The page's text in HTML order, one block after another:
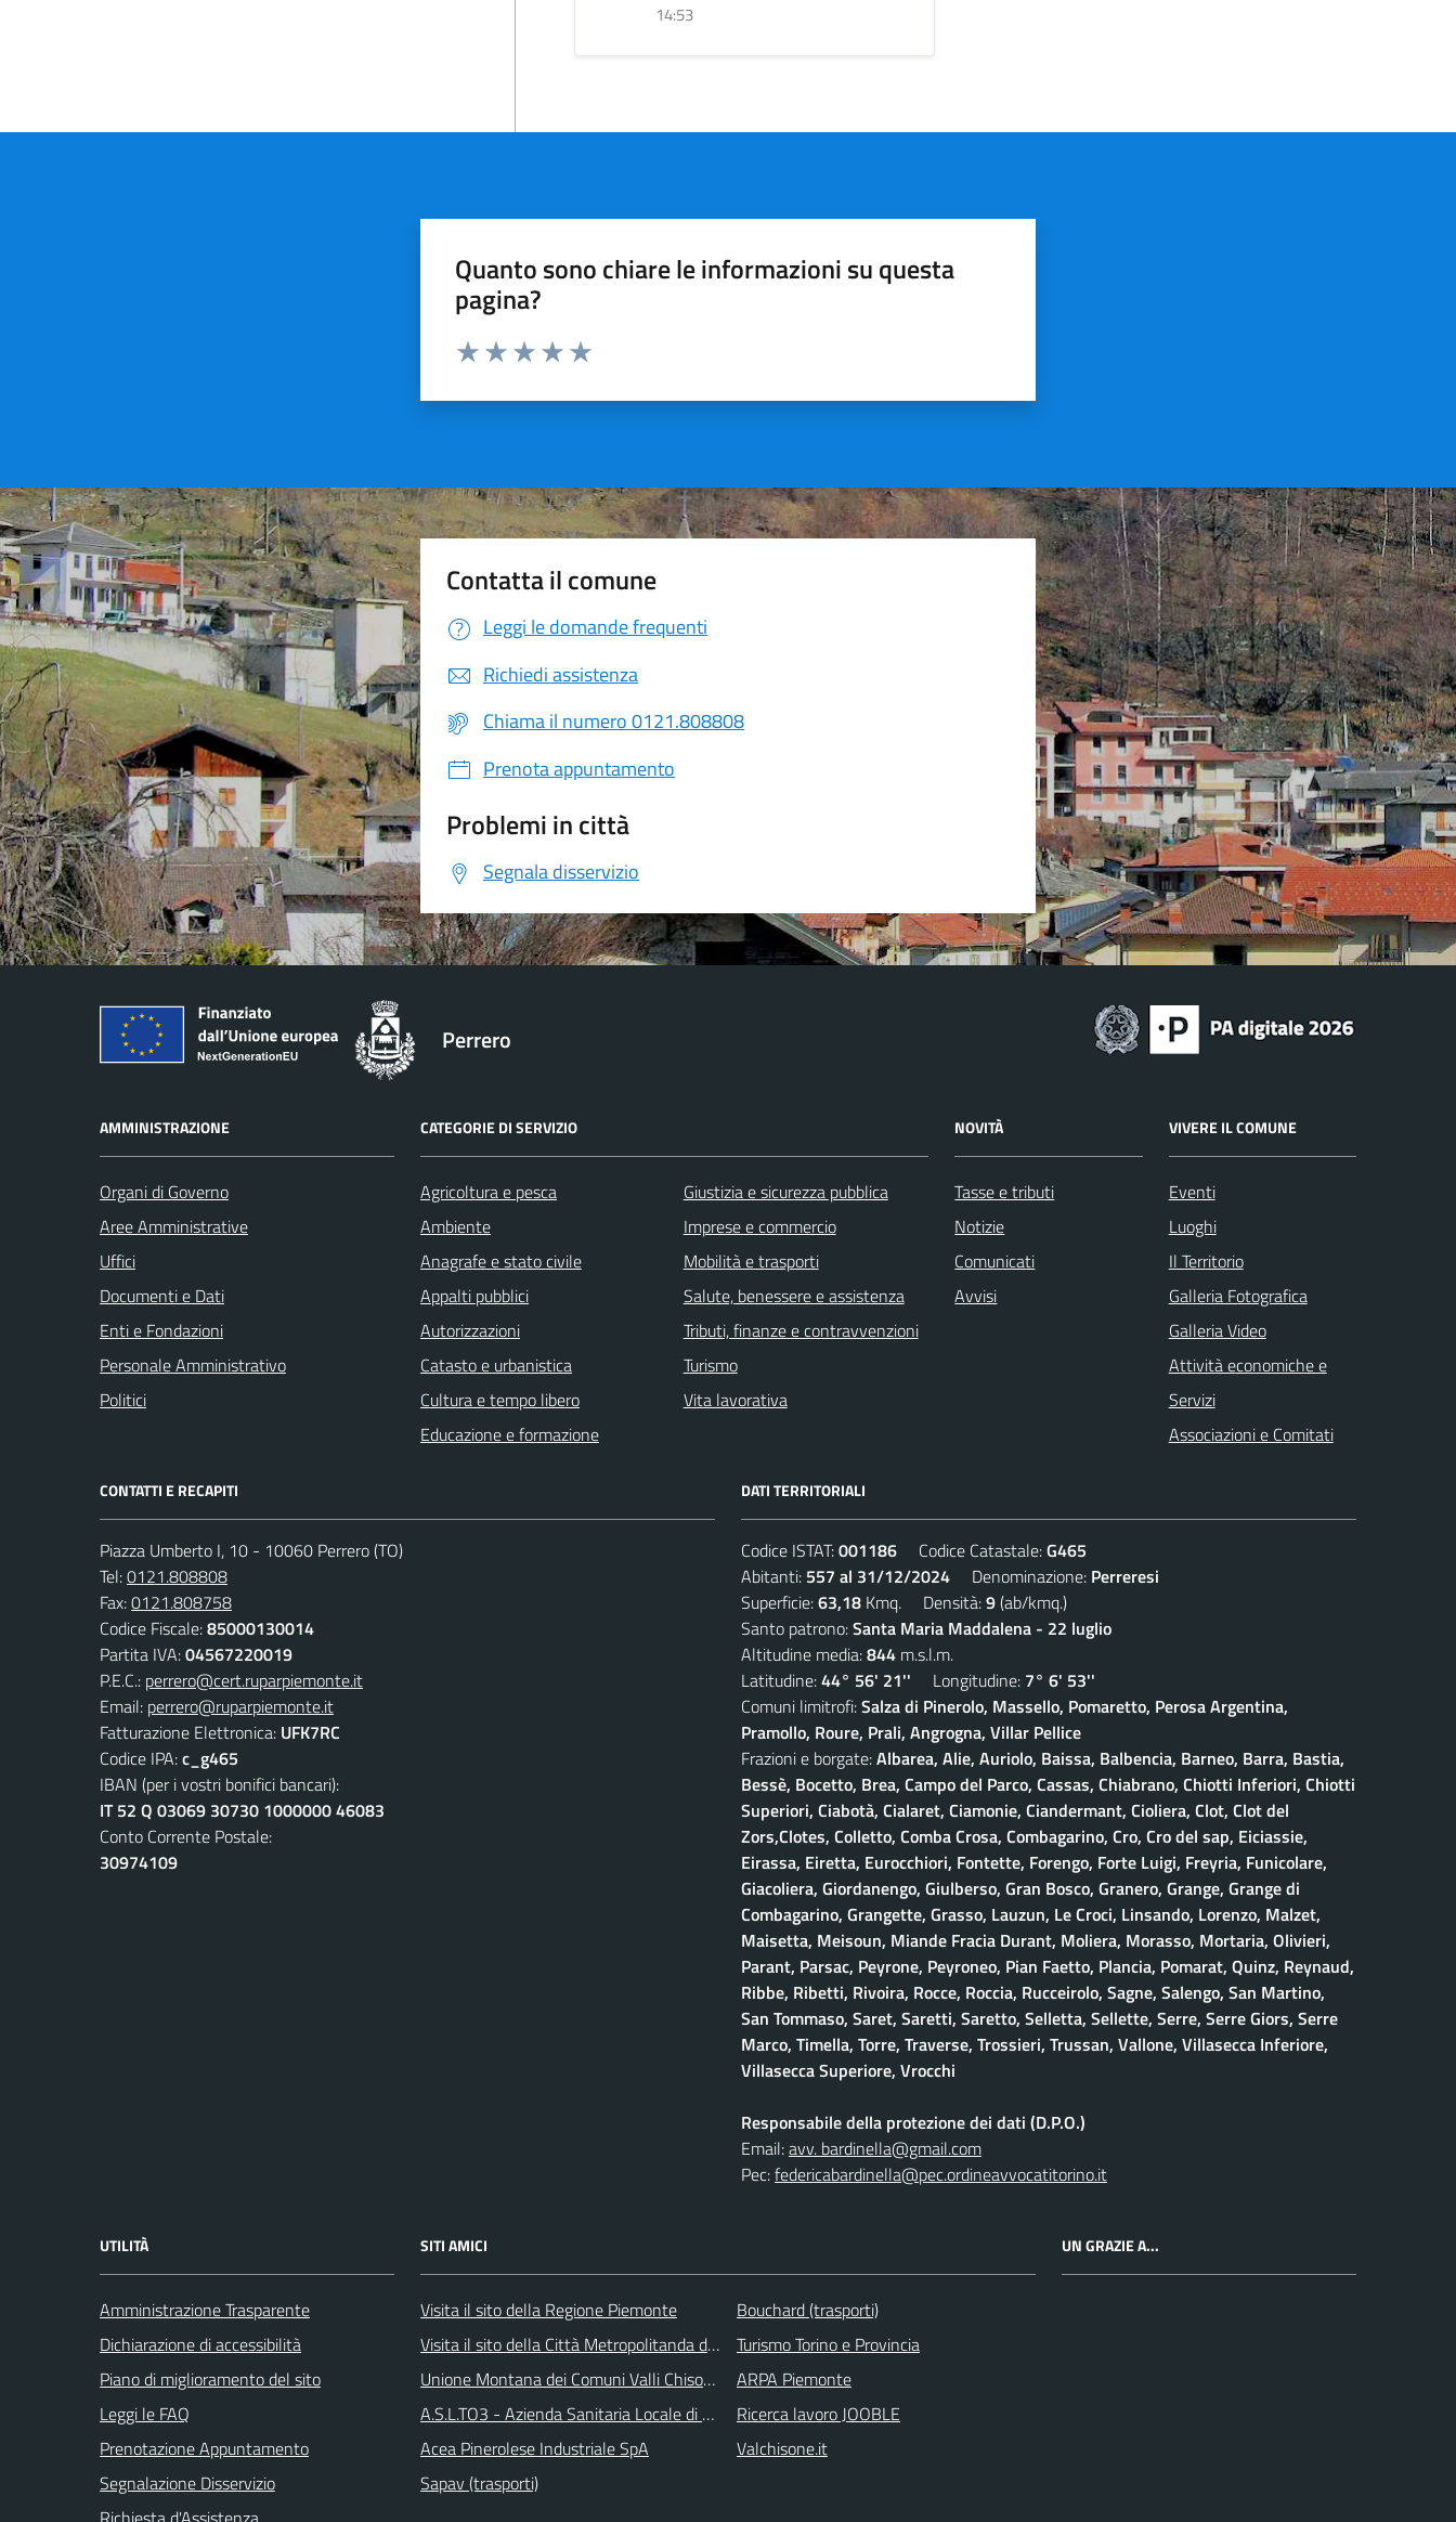
14:53
Quanto sono chiare le informazioni su questa
pagina?
Valuta da 1 a 5 stelle la pagina
Contatta il comune
Leggi le domande frequenti
Richiedi assistenza
Chiama il numero 0121.808808
Prenota appuntamento
Problemi in città
Segnala disservizio
Perrero
AMMINISTRAZIONE
Organi di Governo
Aree Amministrative
Uffici
Documenti e Dati
Enti e Fondazioni
Personale Amministrativo
Politici
CATEGORIE DI SERVIZIO
Agricoltura e pesca
Ambiente
Anagrafe e stato civile
Appalti pubblici
Autorizzazioni
Catasto e urbanistica
Cultura e tempo libero
Educazione e formazione
Giustizia e sicurezza pubblica
Imprese e commercio
Mobilità e trasporti
Salute, benessere e assistenza
Tributi, finanze e contravvenzioni
Turismo
Vita lavorativa
NOVITÀ
Tasse e tributi
Notizie
Comunicati
Avvisi
VIVERE IL COMUNE
Eventi
Luoghi
Il Territorio
Galleria Fotografica
Galleria Video
Attività economiche e
Servizi
Associazioni e Comitati
CONTATTI E RECAPITI
Piazza Umberto I, 10 - 10060 Perrero (TO)
Tel:0121.808808
Fax:0121.808758
Codice Fiscale:85000130014
Partita IVA:04567220019
P.E.C.: perrero@cert.ruparpiemonte.it
Email: perrero@ruparpiemonte.it
Fatturazione Elettronica: UFK7RC
Codice IPA:c_g465
IBAN (per i vostri bonifici bancari):
IT 52 Q 03069 30730 1000000 46083
Conto Corrente Postale:
30974109
DATI TERRITORIALI
Codice ISTAT:001186 Codice Catastale:G465
Abitanti: 557 al 31/12/2024 Denominazione: Perreresi
Superficie:63,18 Kmq. Densità:9(ab/kmq.)
Santo patrono:Santa Maria Maddalena - 22 luglio
Altitudine media:844 m.s.l.m.
Latitudine:44° 56' 21'' Longitudine: 7° 6' 53''
Comuni limitrofi:Salza di Pinerolo, Massello, Pomaretto, Perosa Argentina,
Pramollo, Roure, Prali, Angrogna, Villar Pellice
Frazioni e borgate:Albarea, Alie, Auriolo, Baissa, Balbencia, Barneo, Barra, Bastia,
Bessè, Bocetto, Brea, Campo del Parco, Cassas, Chiabrano, Chiotti Inferiori, Chiotti
Superiori, Ciabotà, Cialaret, Ciamonie, Ciandermant, Cioliera, Clot, Clot del
Zors,Clotes, Colletto, Comba Crosa, Combagarino, Cro, Cro del sap, Eiciassie,
Eirassa, Eiretta, Eurocchiori, Fontette, Forengo, Forte Luigi, Freyria, Funicolare,
Giacoliera, Giordanengo, Giulberso, Gran Bosco, Granero, Grange, Grange di
Combagarino, Grangette, Grasso, Lauzun, Le Croci, Linsando, Lorenzo, Malzet,
Maisetta, Meisoun, Miande Fracia Durant, Moliera, Morasso, Mortaria, Olivieri,
Parant, Parsac, Peyrone, Peyroneo, Pian Faetto, Plancia, Pomarat, Quinz, Reynaud,
Ribbe, Ribetti, Rivoira, Rocce, Roccia, Rucceirolo, Sagne, Salengo, San Martino,
San Tommaso, Saret, Saretti, Saretto, Selletta, Sellette, Serre, Serre Giors, Serre
Marco, Timella, Torre, Traverse, Trossieri, Trussan, Vallone, Villasecca Inferiore,
Villasecca Superiore, Vrocchi
Responsabile della protezione dei dati (D.P.O.)
Email:avv. bardinella@gmail.com
Pec:federicabardinella@pec.ordineavvocatitorino.it
UTILITÀ
Amministrazione Trasparente
Dichiarazione di accessibilità
Piano di miglioramento del sito
Leggi le FAQ
Prenotazione Appuntamento
Segnalazione Disservizio
SITI AMICI
Visita il sito della Regione Piemonte
Visita il sito della Città Metropolitanda di Torino
Unione Montana dei Comuni Valli Chisone e Germanasca
A.S.L.TO3 - Azienda Sanitaria Locale di Collegno e Pinerolo
Acea Pinerolese Industriale SpA
Sapav (trasporti)
Bouchard (trasporti)
Turismo Torino e Provincia
ARPA Piemonte
Ricerca lavoro JOOBLE
Valchisone.it
UN GRAZIE A...